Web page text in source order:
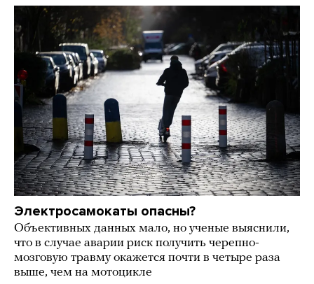
Электросамокаты опасны?
Объективных данных мало, но ученые выяснили,
что в случае аварии риск получить черепно-
мозговую травму окажется почти в четыре раза
выше, чем на мотоцикле